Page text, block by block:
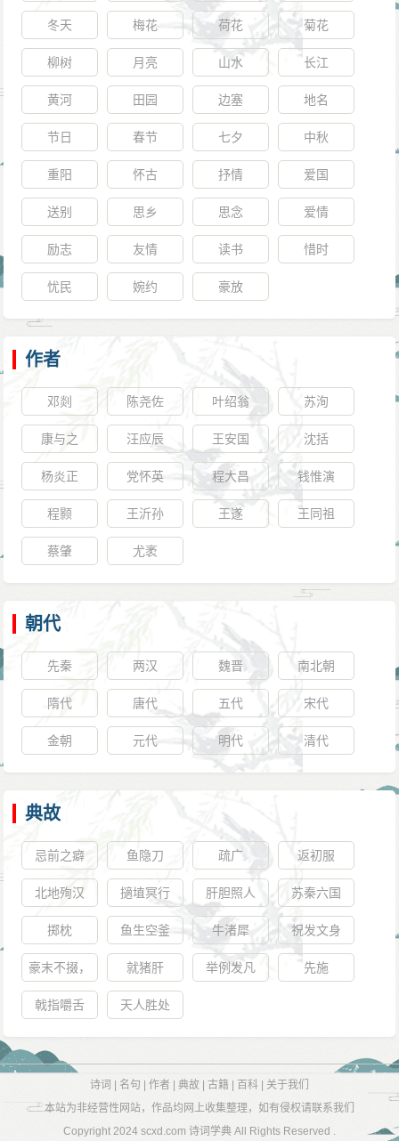
冬天 梅花 荷花 菊花
柳树 月亮 山水 长江
黄河 田园 边塞 地名
节日 春节 七夕 中秋
重阳 怀古 抒情 爱国
送别 思乡 思念 爱情
励志 友情 读书 惜时
忧民 婉约 豪放
作者
邓剡 陈尧佐 叶绍翁 苏洵
康与之 汪应辰 王安国 沈括
杨炎正 党怀英 程大昌 钱惟演
程颢 王沂孙 王遂 王同祖
蔡肇 尤袤
朝代
先秦 两汉 魏晋 南北朝
隋代 唐代 五代 宋代
金朝 元代 明代 清代
典故
忌前之癖 鱼隐刀 疏广 返初服
北地殉汉 擿埴冥行 肝胆照人 苏秦六国
掷枕 鱼生空釜 牛渚犀 祝发文身
豪末不掇，
将成斧柯
就猪肝 举例发凡 先施
戟指嚼舌 天人胜处
诗词 名句 作者 典故 古籍 百科
关于我们
本站为非经营性网站，作品均网上收集整理，如有侵权请联系我们
Copyright 2024 scxd.com 诗词学典 All Rights Reserved .